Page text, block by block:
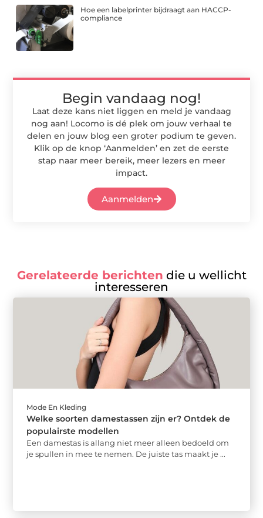
Hoe een labelprinter bijdraagt aan HACCP-
compliance
Begin vandaag nog!
Laat deze kans niet liggen en meld je vandaag
nog aan! Locomo is dé plek om jouw verhaal te
delen en jouw blog een groter podium te geven.
Klik op de knop ‘Aanmelden’ en zet de eerste
stap naar meer bereik, meer lezers en meer
impact.
Aanmelden
Gerelateerde berichten die u wellicht
interesseren
Mode En Kleding
Welke soorten damestassen zijn er? Ontdek de
populairste modellen
Een damestas is allang niet meer alleen bedoeld om
je spullen in mee te nemen. De juiste tas maakt je ...